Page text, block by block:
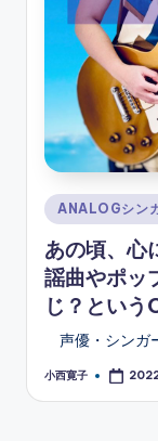
Posted
in
ANALOGシン
あの頃、心
謡曲やポッ
じ？という
声優・シンガ
Posted
小西寛子